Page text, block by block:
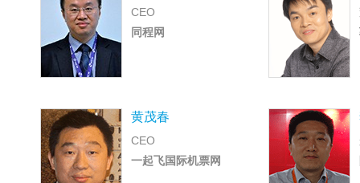
CEO
同程网
黄茂春
CEO
一起飞国际机票网